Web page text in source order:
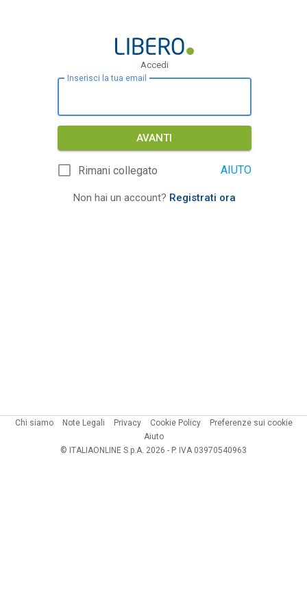
Accedi
Inserisci la tua email
AVANTI
Rimani collegato AIUTO
Non hai un account? Registrati ora
Chi siamo Note Legali Privacy Cookie Policy
Preferenze sui cookie
Aiuto
© ITALIAONLINE S.p.A. 2026 - P. IVA 03970540963